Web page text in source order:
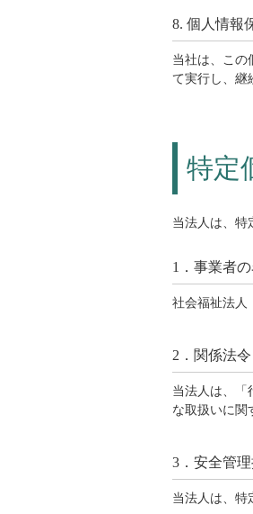
8. 個人情報
当社は、この
て実行し、継
特定
当法人は、特
1．事業者
社会福祉法
2．関係法
当法人は、「
な取扱いに関
3．安全管
当法人は、特